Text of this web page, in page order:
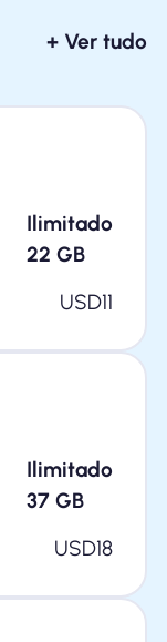
+ Ver tudo
Ilimitado
22 GB
USD11
Ilimitado
37 GB
USD18